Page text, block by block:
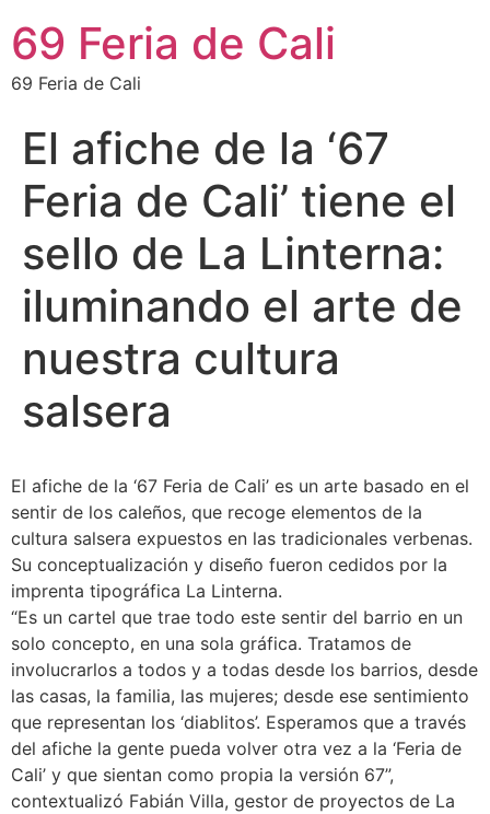
69 Feria de Cali
69 Feria de Cali
El afiche de la ‘67
Feria de Cali’ tiene el
sello de La Linterna:
iluminando el arte de
nuestra cultura
salsera
El afiche de la ‘67 Feria de Cali’ es un arte basado en el
sentir de los caleños, que recoge elementos de la
cultura salsera expuestos en las tradicionales verbenas.
Su conceptualización y diseño fueron cedidos por la
imprenta tipográfica La Linterna.
“Es un cartel que trae todo este sentir del barrio en un
solo concepto, en una sola gráfica. Tratamos de
involucrarlos a todos y a todas desde los barrios, desde
las casas, la familia, las mujeres; desde ese sentimiento
que representan los ‘diablitos’. Esperamos que a través
del afiche la gente pueda volver otra vez a la ‘Feria de
Cali’ y que sientan como propia la versión 67”,
contextualizó Fabián Villa, gestor de proyectos de La